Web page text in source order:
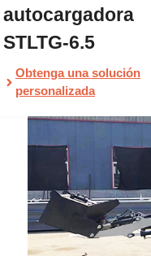
autocargadora
STLTG-6.5
Obtenga una solución
personalizada